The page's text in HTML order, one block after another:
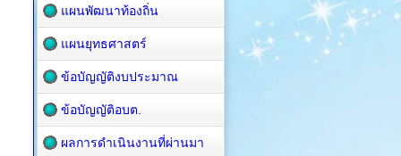
แผนพัฒนาท้องถิ่น
แผนยุทธศาสตร์
ข้อบัญญัติงบประมาณ
ข้อบัญญัติอบต.
ผลการดำเนินงานที่ผ่านมา